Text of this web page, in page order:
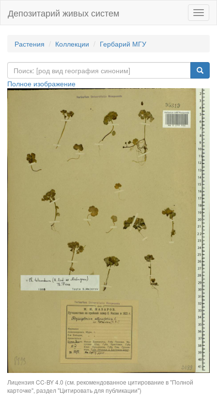
Депозитарий живых систем
Растения Коллекции Гербарий МГУ
Полное изображение
Лицензия CC-BY 4.0 (см. рекомендованное цитирование в "Полной
карточке", раздел "Цитировать для публикации")